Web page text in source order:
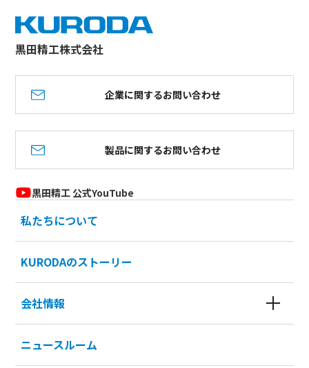
黒田精工株式会社
企業に関するお問い合わせ
製品に関するお問い合わせ
黒田精工 公式YouTube
私たちについて
KURODAのストーリー
会社情報
ニュースルーム